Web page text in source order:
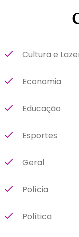
Cultura e
Economia
Educação
Esportes
Geral
Polícia
Política